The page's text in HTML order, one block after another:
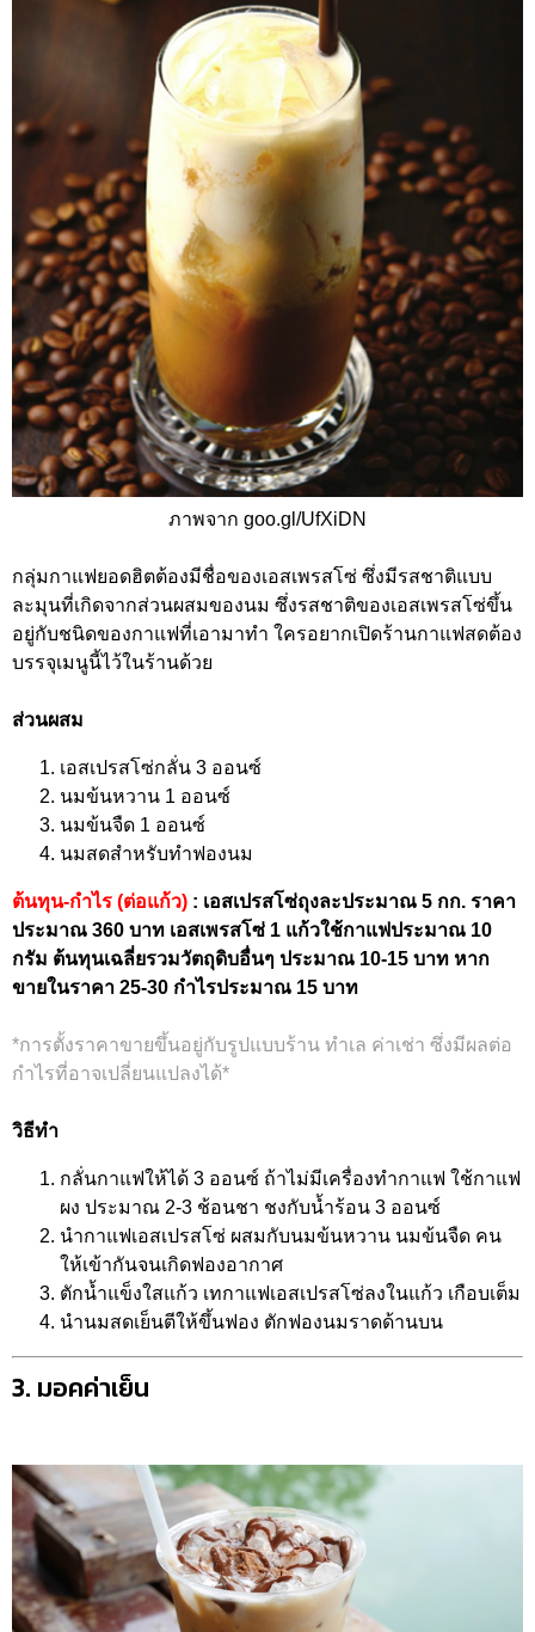
ภาพจาก goo.gl/UfXiDN
กลุ่มกาแฟยอดฮิตต้องมีชื่อของเอสเพรสโซ่ ซึ่งมีรสชาติแบบ
ละมุนที่เกิดจากส่วนผสมของนม ซึ่งรสชาติของเอสเพรสโซ่ขึ้น
อยู่กับชนิดของกาแฟที่เอามาทำ ใครอยากเปิดร้านกาแฟสดต้อง
บรรจุเมนูนี้ไว้ในร้านด้วย
ส่วนผสม
เอสเปรสโซ่กลั่น 3 ออนซ์
นมข้นหวาน 1 ออนซ์
นมข้นจืด 1 ออนซ์
นมสดสำหรับทำฟองนม
ต้นทุน-กำไร (ต่อแก้ว) : เอสเปรสโซ่ถุงละประมาณ 5 กก. ราคา
ประมาณ 360 บาท เอสเพรสโซ่ 1 แก้วใช้กาแฟประมาณ 10
กรัม ต้นทุนเฉลี่ยรวมวัตถุดิบอื่นๆ ประมาณ 10-15 บาท หาก
ขายในราคา 25-30 กำไรประมาณ 15 บาท
*การตั้งราคาขายขึ้นอยู่กับรูปแบบร้าน ทำเล ค่าเช่า ซึ่งมีผลต่อ
กำไรที่อาจเปลี่ยนแปลงได้*
วิธีทำ
กลั่นกาแฟให้ได้ 3 ออนซ์ ถ้าไม่มีเครื่องทำกาแฟ ใช้กาแฟ
ผง ประมาณ 2-3 ช้อนชา ชงกับน้ำร้อน 3 ออนซ์
นำกาแฟเอสเปรสโซ่ ผสมกับนมข้นหวาน นมข้นจืด คน
ให้เข้ากันจนเกิดฟองอากาศ
ตักน้ำแข็งใสแก้ว เทกาแฟเอสเปรสโซ่ลงในแก้ว เกือบเต็ม
นำนมสดเย็นตีให้ขึ้นฟอง ตักฟองนมราดด้านบน
3. มอคค่าเย็น